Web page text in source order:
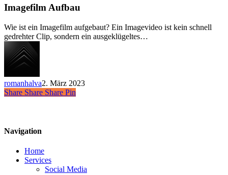
Imagefilm Aufbau
Wie ist ein Imagefilm aufgebaut? Ein Imagevideo ist kein schnell
gedrehter Clip, sondern ein ausgeklügeltes…
romanhalva2. März 2023
Share
Share Share Share Pin
Navigation
Home
Services
Social Media